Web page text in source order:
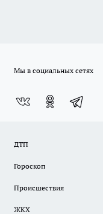
Мы в социальных сетях
ДТП
Гороскоп
Происшествия
ЖКХ